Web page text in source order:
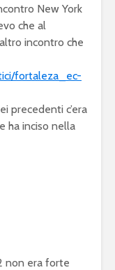
New York
che al
incontro che
fortaleza_ec-
precedenti c’era
ha inciso nella
non era forte